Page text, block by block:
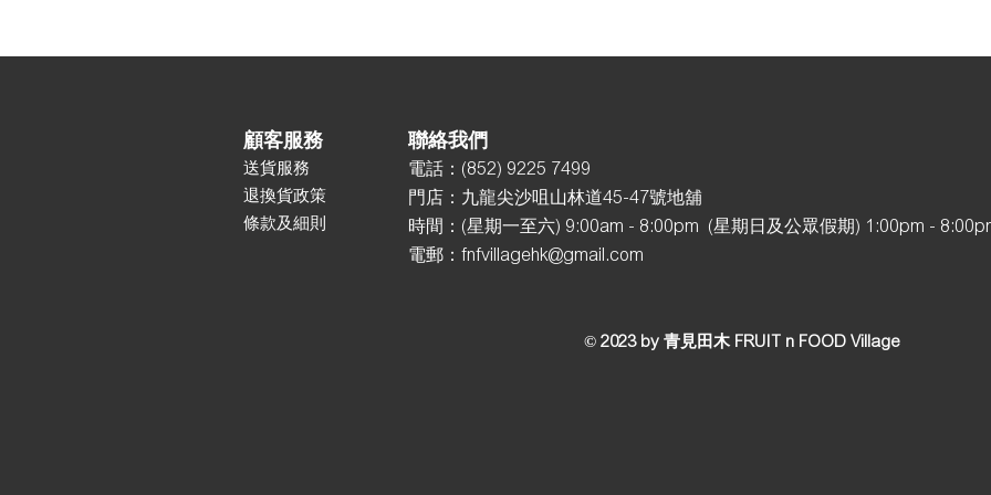
顧客服務
送貨服務
退換貨政策
條款及細則
聯絡我們
電話： (852) 9225 7499
門店： 九龍尖沙咀山林道45-47號地舖
時間：(星期一至六) 9:00am - 8:00pm (星期日及公眾假期) 1:00pm -
電郵： fnfvillagehk@gmail.com
© 2023 by 青見田木 FRUIT n FOOD Village